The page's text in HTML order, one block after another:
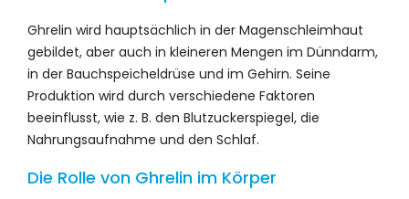
Ghrelin wird hauptsächlich in der Magenschleimhaut
gebildet, aber auch in kleineren Mengen im Dünndarm,
in der Bauchspeicheldrüse und im Gehirn. Seine
Produktion wird durch verschiedene Faktoren
beeinflusst, wie z. B. den Blutzuckerspiegel, die
Nahrungsaufnahme und den Schlaf.
Die Rolle von Ghrelin im Körper